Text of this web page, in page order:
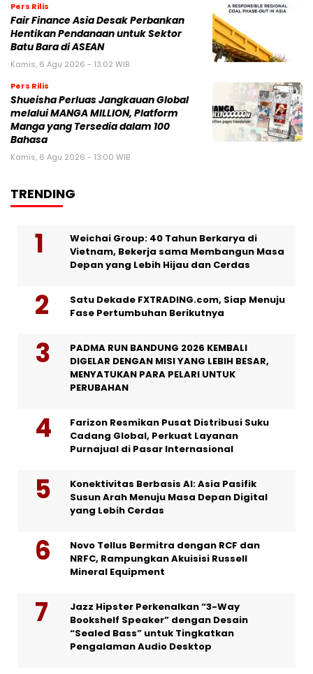
Pers Rilis
Fair Finance Asia Desak Perbankan
Hentikan Pendanaan untuk Sektor
Batu Bara di ASEAN
Kamis, 6 Agu 2026 - 13:02 WIB
Pers Rilis
Shueisha Perluas Jangkauan Global
melalui MANGA MILLION, Platform
Manga yang Tersedia dalam 100
Bahasa
Kamis, 6 Agu 2026 - 13:00 WIB
TRENDING
Weichai Group: 40 Tahun Berkarya di
Vietnam, Bekerja sama Membangun Masa
Depan yang Lebih Hijau dan Cerdas
Satu Dekade FXTRADING.com, Siap Menuju
Fase Pertumbuhan Berikutnya
PADMA RUN BANDUNG 2026 KEMBALI
DIGELAR DENGAN MISI YANG LEBIH BESAR,
MENYATUKAN PARA PELARI UNTUK
PERUBAHAN
Farizon Resmikan Pusat Distribusi Suku
Cadang Global, Perkuat Layanan
Purnajual di Pasar Internasional
Konektivitas Berbasis AI: Asia Pasifik
Susun Arah Menuju Masa Depan Digital
yang Lebih Cerdas
Novo Tellus Bermitra dengan RCF dan
NRFC, Rampungkan Akuisisi Russell
Mineral Equipment
Jazz Hipster Perkenalkan “3-Way
Bookshelf Speaker” dengan Desain
“Sealed Bass” untuk Tingkatkan
Pengalaman Audio Desktop